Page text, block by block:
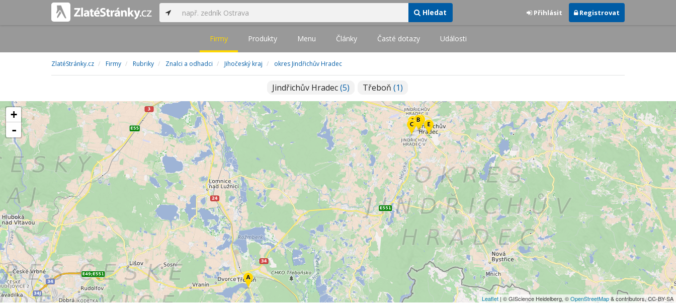
Hledat Přihlásit Registrovat
Firmy Produkty Menu Články Časté dotazy Události
ZlatéStránky.cz Firmy Rubriky Znalci a odhadci Jihočeský kraj okres Jindřichův Hradec
Jindřichův Hradec(5) Třeboň (1)
+
-
Leaflet | © GIScience Heidelberg, ©OpenStreetMap& contributors, CC-BY-SA